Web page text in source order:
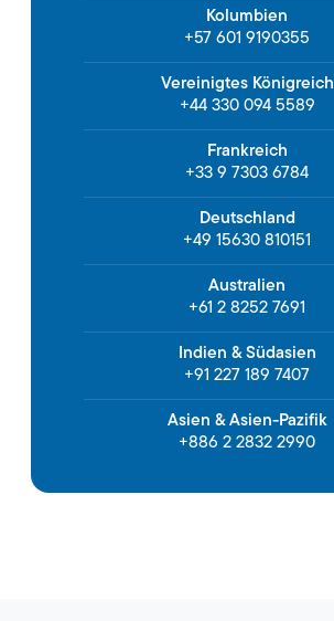
Kolumbien
+57 601 9190355
Vereinigtes Königreich
+44 330 094 5589
Frankreich
+33 9 7303 6784
Deutschland
+49 15630 810151
Australien
+61 2 8252 7691
Indien & Südasien
+91 227 189 7407
Asien & Asien-Pazifik
+886 2 2832 2990